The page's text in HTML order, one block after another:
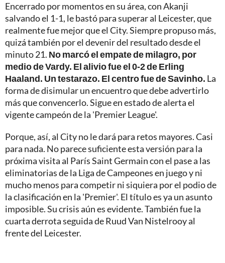
Encerrado por momentos en su área, con Akanji
salvando el 1-1, le bastó para superar al Leicester, que
realmente fue mejor que el City. Siempre propuso más,
quizá también por el devenir del resultado desde el
minuto 21. No marcó el empate de milagro, por
medio de Vardy. El alivio fue el 0-2 de Erling
Haaland. Un testarazo. El centro fue de Savinho. La
forma de disimular un encuentro que debe advertirlo
más que convencerlo. Sigue en estado de alerta el
vigente campeón de la 'Premier League'.
Porque, así, al City no le dará para retos mayores. Casi
para nada. No parece suficiente esta versión para la
próxima visita al París Saint Germain con el pase a las
eliminatorias de la Liga de Campeones en juego y ni
mucho menos para competir ni siquiera por el podio de
la clasificación en la 'Premier'. El título es ya un asunto
imposible. Su crisis aún es evidente. También fue la
cuarta derrota seguida de Ruud Van Nistelrooy al
frente del Leicester.